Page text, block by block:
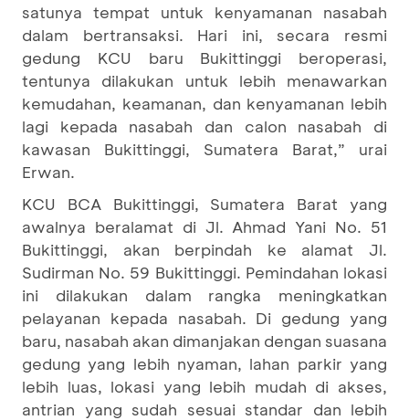
satunya tempat untuk kenyamanan nasabah
dalam bertransaksi. Hari ini, secara resmi
gedung KCU baru Bukittinggi beroperasi,
tentunya dilakukan untuk lebih menawarkan
kemudahan, keamanan, dan kenyamanan lebih
lagi kepada nasabah dan calon nasabah di
kawasan Bukittinggi, Sumatera Barat,” urai
Erwan.
KCU BCA Bukittinggi, Sumatera Barat yang
awalnya beralamat di Jl. Ahmad Yani No. 51
Bukittinggi, akan berpindah ke alamat Jl.
Sudirman No. 59 Bukittinggi. Pemindahan lokasi
ini dilakukan dalam rangka meningkatkan
pelayanan kepada nasabah. Di gedung yang
baru, nasabah akan dimanjakan dengan suasana
gedung yang lebih nyaman, lahan parkir yang
lebih luas, lokasi yang lebih mudah di akses,
antrian yang sudah sesuai standar dan lebih